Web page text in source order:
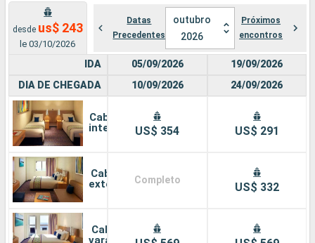
desde us$ 243
le 03/10/2026
Datas
Precedentes
outubro
2026
Próximos
encontros
IDA
DIA DE CHEGADA
Cabine
interna
Cabine
externa
Cabine
varanda
05/09/2026
10/09/2026
US$ 354
Completo
19/09/2026
24/09/2026
US$ 291
US$ 332
Cidades Companhias
Pesquisar